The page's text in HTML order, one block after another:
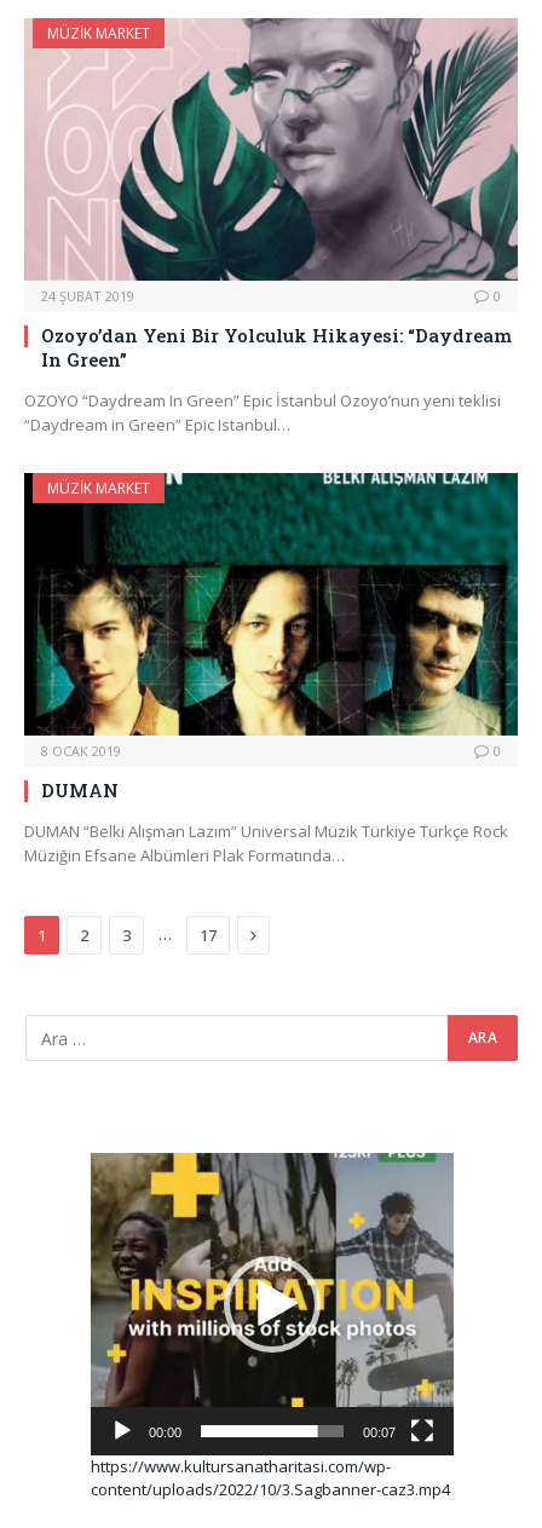
MÜZIK MARKET
24 ŞUBAT 2019 0
Ozoyo’dan Yeni Bir Yolculuk Hikayesi: “Daydream
In Green”
OZOYO “Daydream In Green” Epic İstanbul Ozoyo’nun yeni teklisi
“Daydream in Green” Epic Istanbul…
MÜZIK MARKET
8 OCAK 2019 0
DUMAN
DUMAN “Belki Alışman Lazım” Universal Müzik Türkiye Türkçe Rock
Müziğin Efsane Albümleri Plak Formatında…
1 2 3 … 17 Next
Video
oynatıcı
00:00 00:07
https://www.kultursanatharitasi.com/wp-
content/uploads/2022/10/3.Sagbanner-caz3.mp4